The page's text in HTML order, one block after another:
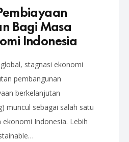
Bagi Masa
Indonesia
stagnasi ekonomi
pembangunan
berkelanjutan
muncul sebagai salah satu
Indonesia. Lebih